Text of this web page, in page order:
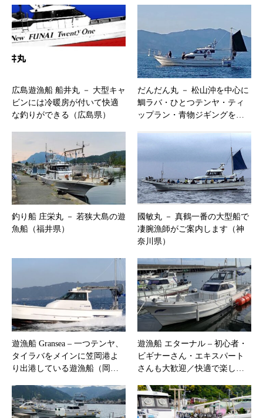
広島遊漁船 船井丸 － 大型キャ
ビンには冷暖房が付いて快適
な釣りができる（広島県）
だんだん丸 － 松山沖を中心に
鯛ラバ・ひとつテンヤ・ティ
ップラン・青物ジギングを…
釣り船 庄栄丸 － 若狭大島の遊
魚船（福井県）
國敏丸 － 真鶴一番の大型船で
凄腕漁師がご案内します（神
奈川県）
遊漁船 Gransea – 一つテンヤ、
タイラバをメインに笠岡港よ
り出港している遊漁船（岡…
遊漁船 エターナル – 初心者・
ビギナーさん・エキスパート
さんも大歓迎／快適で楽し…